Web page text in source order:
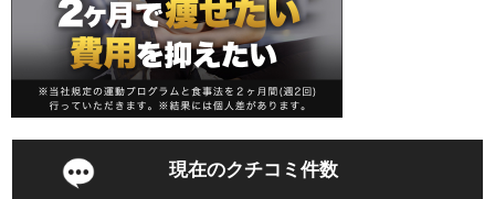
現在のクチコミ件数